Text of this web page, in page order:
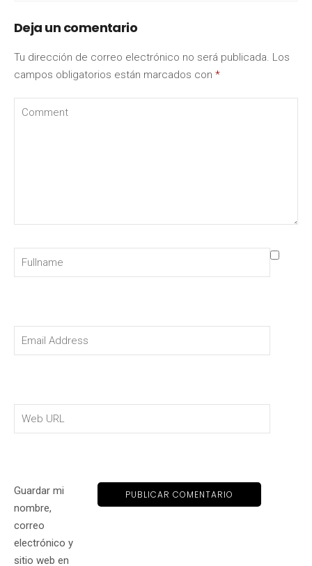
Deja un comentario
Tu dirección de correo electrónico no será publicada. Los
campos obligatorios están marcados con *
Guardar mi
nombre,
correo
electrónico y
sitio web en